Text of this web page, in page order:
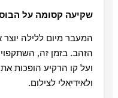
שקיעה קסומה על
המעבר מיום ללילה
הזהב. בזמן זה,
ועל קו הרקיע הופכות
ולאידיאלי לצילום.